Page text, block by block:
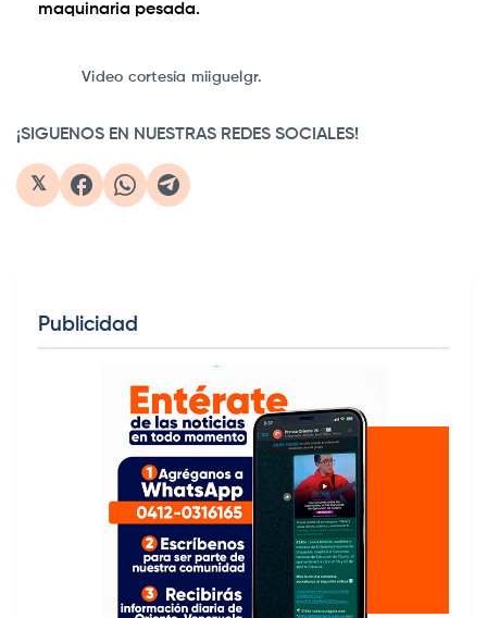
maquinaria pesada.
0:00 / 1:26
Video cortesía miiguelgr.
¡SIGUENOS EN NUESTRAS REDES SOCIALES!
𝕏
Publicidad